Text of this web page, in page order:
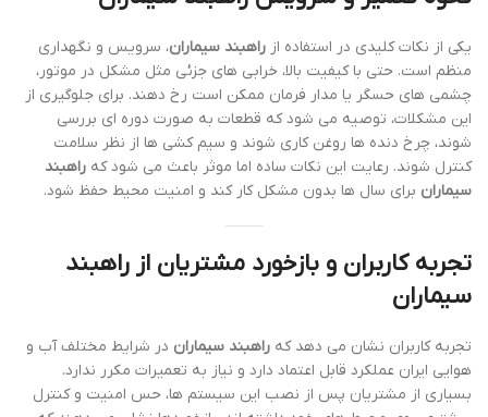
یکی از نکات کلیدی در استفاده از راهبند سیماران، سرویس و نگهداری
منظم است. حتی با کیفیت بالا، خرابی های جزئی مثل مشکل در موتور،
چشمی های حسگر یا مدار فرمان ممکن است رخ دهند. برای جلوگیری از
این مشکلات، توصیه می شود که قطعات به صورت دوره ای بررسی
شوند، چرخ دنده ها روغن کاری شوند و سیم کشی ها از نظر سلامت
کنترل شوند. رعایت این نکات ساده اما موثر باعث می شود که راهبند
سیماران برای سال ها بدون مشکل کار کند و امنیت محیط حفظ شود.
تجربه کاربران و بازخورد مشتریان از راهبند
سیماران
تجربه کاربران نشان می دهد که راهبند سیماران در شرایط مختلف آب و
هوایی ایران عملکرد قابل اعتماد دارد و نیاز به تعمیرات مکرر ندارد.
بسیاری از مشتریان پس از نصب این سیستم ها، حس امنیت و کنترل